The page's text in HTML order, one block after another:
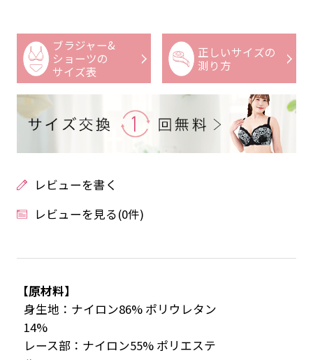
ブラジャー&
ショーツの
サイズ表
正しいサイズの
測り方
レビューを書く
レビューを見る(0件)
【原材料】
身生地：ナイロン86% ポリウレタン
14%
レース部：ナイロン55% ポリエステ